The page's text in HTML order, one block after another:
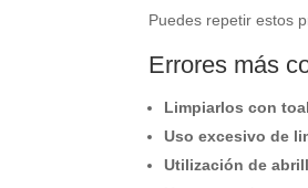
Puedes repetir estos
Errores más
Limpiarlos con
Uso excesivo de
Utilización de